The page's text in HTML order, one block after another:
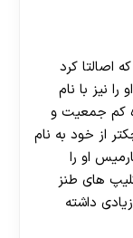
مرداد ماهی 17 ساله که اصالتا کرد
نیز با نام
کم جمعیت و
از خود به نام
او را
های طنز
داشته